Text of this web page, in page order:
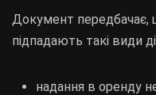
Документ передбачає,
підпадають такі види
надання в оренду